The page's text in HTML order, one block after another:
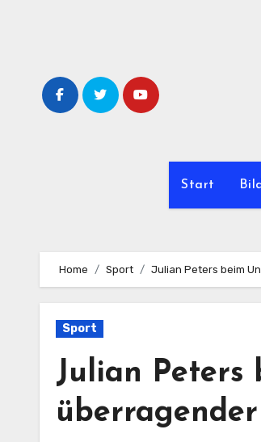
Start
Home Sport Julian Peters beim
Sport
Julian Peters